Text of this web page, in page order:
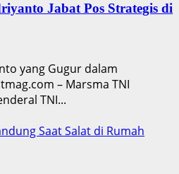
Jabat Pos Strategis di
yang Gugur dalam
– Marsma TNI
TNI...
Saat Salat di Rumah